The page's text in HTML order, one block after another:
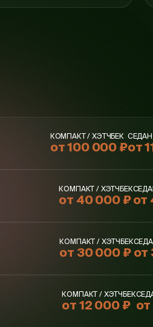
КОМПАКТ / ХЭТЧБЕК
от 100 000 ₽
СЕДАН
от
КОМПАКТ / ХЭТЧБЕК
от 40 000 ₽от
КОМПАКТ / ХЭТЧБЕК
от 30 000 ₽ от
КОМПАКТ / ХЭТЧБЕК
от 12 000 ₽